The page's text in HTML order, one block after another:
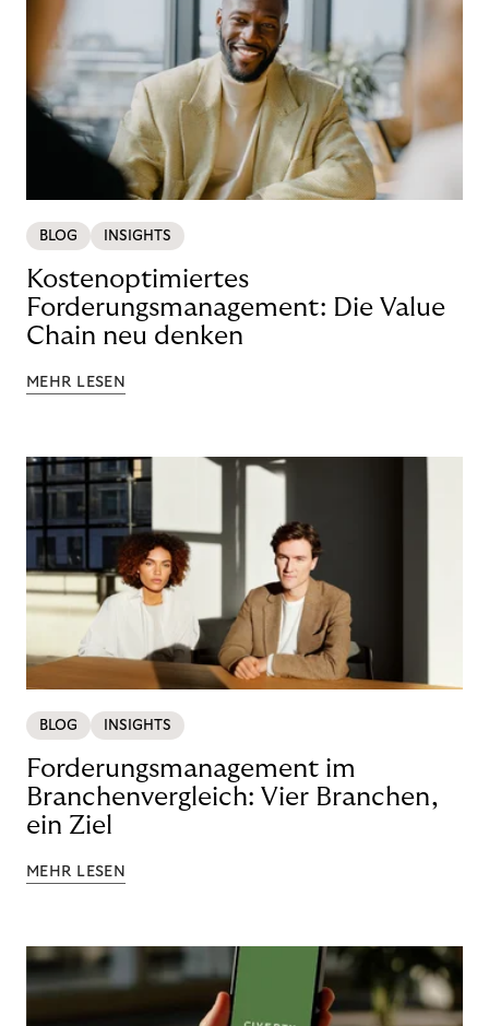
BLOG INSIGHTS
Kostenoptimiertes
Forderungsmanagement: Die Value
Chain neu denken
MEHR LESEN
BLOG INSIGHTS
Forderungsmanagement im
Branchenvergleich: Vier Branchen,
ein Ziel
MEHR LESEN